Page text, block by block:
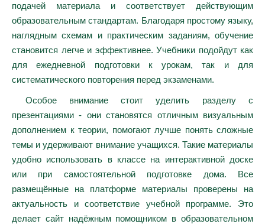
подачей материала и соответствует действующим
образовательным стандартам. Благодаря простому языку,
наглядным схемам и практическим заданиям, обучение
становится легче и эффективнее. Учебники подойдут как
для ежедневной подготовки к урокам, так и для
систематического повторения перед экзаменами.
Особое внимание стоит уделить разделу с
презентациями - они становятся отличным визуальным
дополнением к теории, помогают лучше понять сложные
темы и удерживают внимание учащихся. Такие материалы
удобно использовать в классе на интерактивной доске
или при самостоятельной подготовке дома. Все
размещённые на платформе материалы проверены на
актуальность и соответствие учебной программе. Это
делает сайт надёжным помощником в образовательном